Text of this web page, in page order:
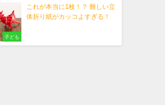
子ども
これが本当に1枚！？ 難しい立
体折り紙がカッコよすぎる！